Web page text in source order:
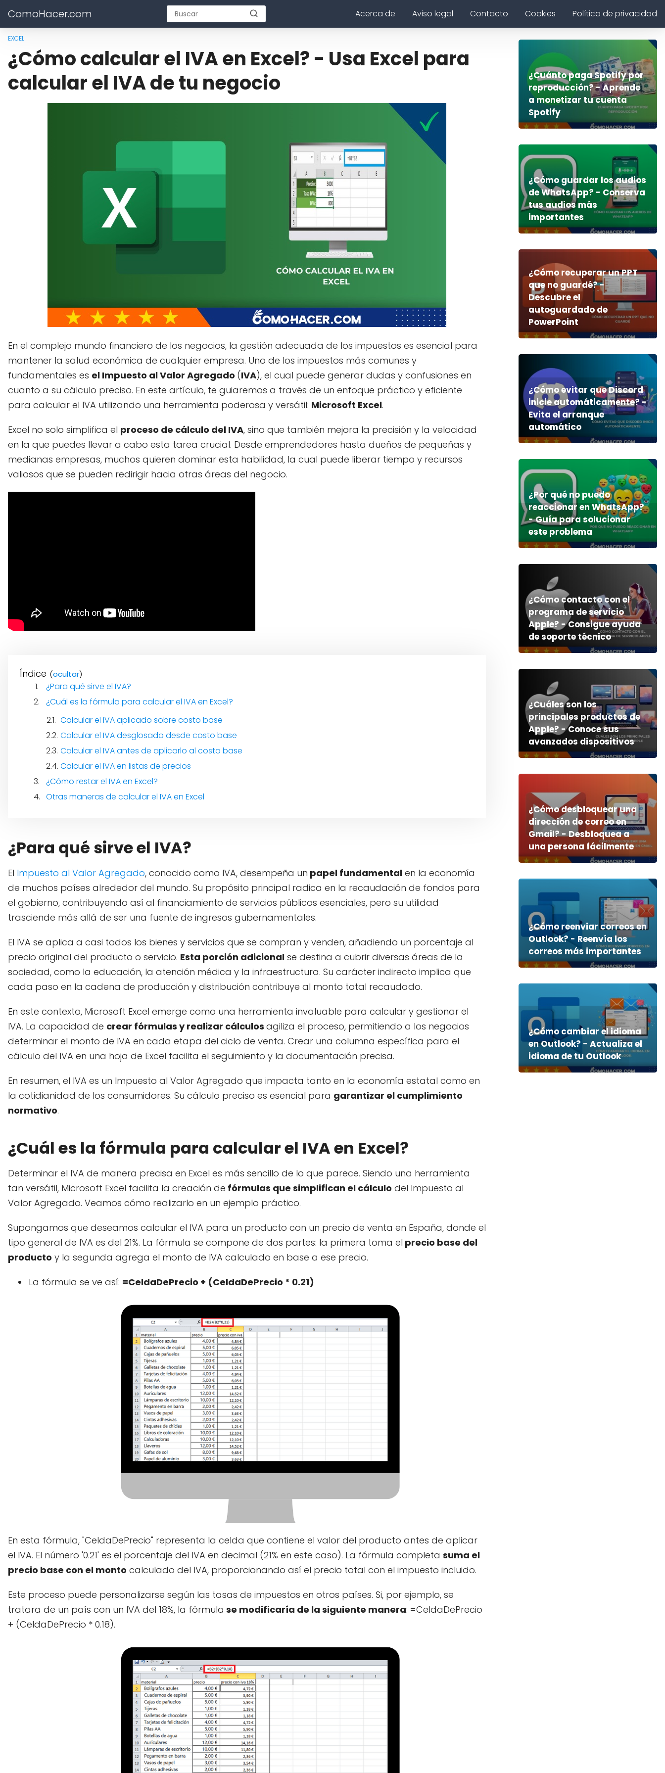
ComoHacer.com Acerca de Aviso legal Contacto Cookies Política de privacidad
EXCEL
¿Cómo calcular el IVA en Excel? - Usa Excel para
calcular el IVA de tu negocio
En el complejo mundo financiero de los negocios, la gestión adecuada de los impuestos es esencial para
mantener la salud económica de cualquier empresa. Uno de los impuestos más comunes y
fundamentales es el Impuesto al Valor Agregado (IVA), el cual puede generar dudas y confusiones en
cuanto a su cálculo preciso. En este artículo, te guiaremos a través de un enfoque práctico y eficiente
para calcular el IVA utilizando una herramienta poderosa y versátil: Microsoft Excel.
Excel no solo simplifica el proceso de cálculo del IVA, sino que también mejora la precisión y la velocidad
en la que puedes llevar a cabo esta tarea crucial. Desde emprendedores hasta dueños de pequeñas y
medianas empresas, muchos quieren dominar esta habilidad, la cual puede liberar tiempo y recursos
valiosos que se pueden redirigir hacia otras áreas del negocio.
Índice ( )
¿Para qué sirve el IVA?
¿Cuál es la fórmula para calcular el IVA en Excel?
Calcular el IVA aplicado sobre costo base
Calcular el IVA desglosado desde costo base
Calcular el IVA antes de aplicarlo al costo base
Calcular el IVA en listas de precios
¿Cómo restar el IVA en Excel?
Otras maneras de calcular el IVA en Excel
¿Para qué sirve el IVA?
El Impuesto al Valor Agregado, conocido como IVA, desempeña un papel fundamental en la economía
de muchos países alrededor del mundo. Su propósito principal radica en la recaudación de fondos para
el gobierno, contribuyendo así al financiamiento de servicios públicos esenciales, pero su utilidad
trasciende más allá de ser una fuente de ingresos gubernamentales.
El IVA se aplica a casi todos los bienes y servicios que se compran y venden, añadiendo un porcentaje al
precio original del producto o servicio. Esta porción adicional se destina a cubrir diversas áreas de la
sociedad, como la educación, la atención médica y la infraestructura. Su carácter indirecto implica que
cada paso en la cadena de producción y distribución contribuye al monto total recaudado.
En este contexto, Microsoft Excel emerge como una herramienta invaluable para calcular y gestionar el
IVA. La capacidad de crear fórmulas y realizar cálculos agiliza el proceso, permitiendo a los negocios
determinar el monto de IVA en cada etapa del ciclo de venta. Crear una columna específica para el
cálculo del IVA en una hoja de Excel facilita el seguimiento y la documentación precisa.
En resumen, el IVA es un Impuesto al Valor Agregado que impacta tanto en la economía estatal como en
la cotidianidad de los consumidores. Su cálculo preciso es esencial para garantizar el cumplimiento
normativo.
¿Cuál es la fórmula para calcular el IVA en Excel?
Determinar el IVA de manera precisa en Excel es más sencillo de lo que parece. Siendo una herramienta
tan versátil, Microsoft Excel facilita la creación de fórmulas que simplifican el cálculo del Impuesto al
Valor Agregado. Veamos cómo realizarlo en un ejemplo práctico.
Supongamos que deseamos calcular el IVA para un producto con un precio de venta en España, donde el
tipo general de IVA es del 21%. La fórmula se compone de dos partes: la primera toma el precio base del
producto y la segunda agrega el monto de IVA calculado en base a ese precio.
La fórmula se ve así: =CeldaDePrecio + (CeldaDePrecio * 0.21)
En esta fórmula, "CeldaDePrecio" representa la celda que contiene el valor del producto antes de aplicar
el IVA. El número '0.21' es el porcentaje del IVA en decimal (21% en este caso). La fórmula completa suma el
precio base con el monto calculado del IVA, proporcionando así el precio total con el impuesto incluido.
Este proceso puede personalizarse según las tasas de impuestos en otros países. Si, por ejemplo, se
tratara de un país con un IVA del 18%, la fórmula se modificaría de la siguiente manera: =CeldaDePrecio
+ (CeldaDePrecio * 0.18).
¿Cuánto paga Spotify por
reproducción? - Aprende
a monetizar tu cuenta
Spotify
¿Cómo guardar los audios
de WhatsApp? - Conserva
tus audios más
importantes
¿Cómo recuperar un PPT
que no guardé? -
Descubre el
autoguardado de
PowerPoint
¿Cómo evitar que Discord
inicie automáticamente? -
Evita el arranque
automático
¿Por qué no puedo
reaccionar en WhatsApp?
- Guía para solucionar
este problema
¿Cómo contacto con el
programa de servicio
Apple? - Consigue ayuda
de soporte técnico
¿Cuáles son los
principales productos de
Apple? - Conoce sus
avanzados dispositivos
¿Cómo desbloquear una
dirección de correo en
Gmail? - Desbloquea a
una persona fácilmente
¿Cómo reenviar correos en
Outlook? - Reenvía los
correos más importantes
¿Cómo cambiar el idioma
en Outlook? - Actualiza el
idioma de tu Outlook